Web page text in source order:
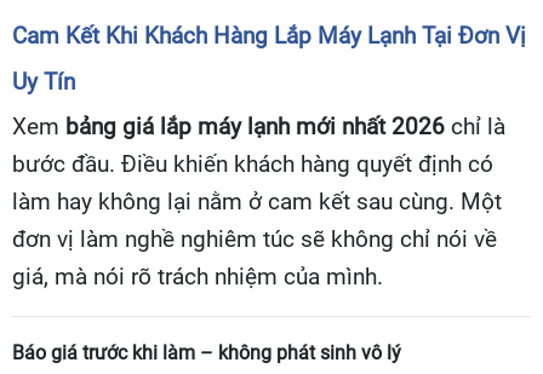
Cam Kết Khi Khách Hàng Lắp Máy Lạnh Tại Đơn Vị
Uy Tín
Xem bảng giá lắp máy lạnh mới nhất 2026 chỉ là
bước đầu. Điều khiến khách hàng quyết định có
làm hay không lại nằm ở cam kết sau cùng. Một
đơn vị làm nghề nghiêm túc sẽ không chỉ nói về
giá, mà nói rõ trách nhiệm của mình.
Báo giá trước khi làm – không phát sinh vô lý